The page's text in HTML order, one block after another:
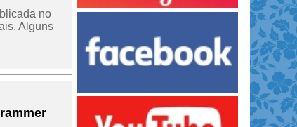
no
Alguns